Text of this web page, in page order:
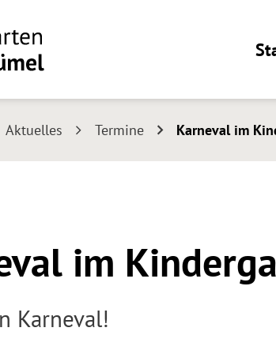
Aktuelles Termine Karneval im
im
Karneval!